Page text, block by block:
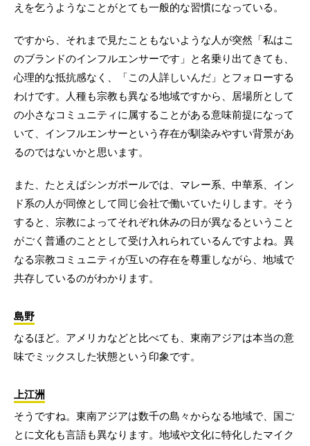
えを乞うようなことがとても一般的な習慣になっている。
ですから、それまで見たこともないような人が突然「私はこ
のブランドのインフルエンサーです」と名乗り出てきても、
心理的な抵抗感なく、「この人詳しいんだ」とフォローする
わけです。人種も宗教も異なる地域ですから、居場所として
の小さなコミュニティに属することがある意味前提になって
いて、インフルエンサーという存在が馴染みやすい背景があ
るのではないかと思います。
また、たとえばシンガポールでは、マレー系、中華系、イン
ド系の人が同僚として同じ会社で働いていたりします。そう
すると、宗教によってそれぞれ休みの日が異なるということ
がごく普通のこととして受け入れられているんですよね。異
なる宗教コミュニティが互いの存在を尊重しながら、地域で
共存しているのがわかります。
島野
なるほど。アメリカなどと比べても、東南アジアは本当の意
味でミックスした状態という印象です。
上江洲
そうですね。東南アジアは数千の島々からなる地域で、国ご
とに文化も言語も異なります。地域や文化に特化したマイク